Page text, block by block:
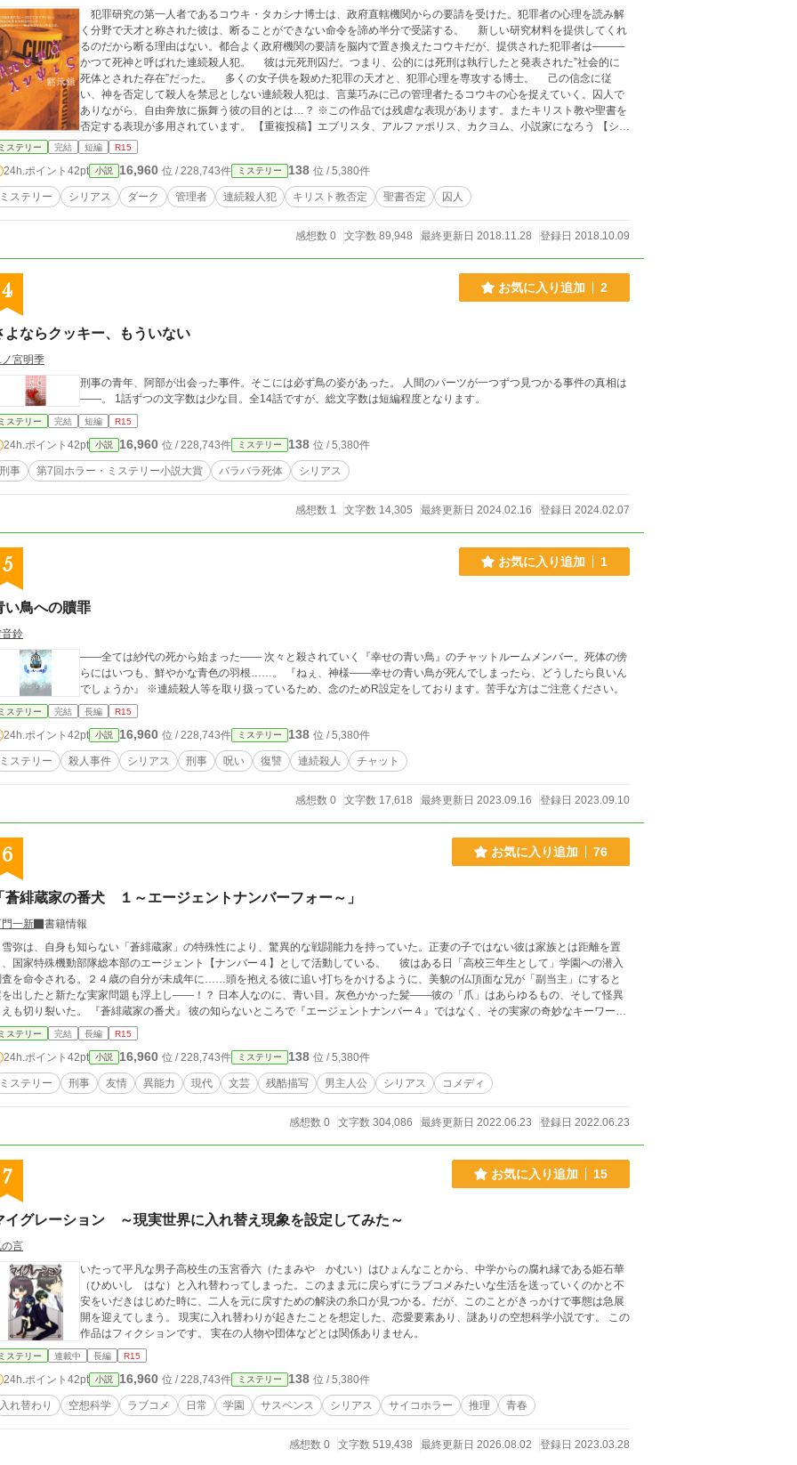
犯罪研究の第一人者であるコウキ・タカシナ博士は、政府直轄機関からの要請を受けた。犯罪者の心理を読み解
く分野で天才と称された彼は、断ることができない命令を諦め半分で受諾する。 新しい研究材料を提供してくれ
るのだから断る理由はない。都合よく政府機関の要請を脳内で置き換えたコウキだが、提供された犯罪者は―――
かつて死神と呼ばれた連続殺人犯。 彼は元死刑囚だ。つまり、公的には死刑は執行したと発表された”社会的に
死体とされた存在”だった。 多くの女子供を殺めた犯罪の天才と、犯罪心理を専攻する博士。 己の信念に従
い、神を否定して殺人を禁忌としない連続殺人犯は、言葉巧みに己の管理者たるコウキの心を捉えていく。囚人で
ありながら、自由奔放に振舞う彼の目的とは…？ ※この作品では残虐な表現があります。またキリスト教や聖書を
否定する表現が多用されています。 【重複投稿】エブリスタ、アルファポリス、カクヨム、小説家になろう 【シリ
ーズ構成】5章構成、50話完結
ステリー 完結 短編 R15
24h.ポイント 42pt 小説 16,960 位 / 228,743件 ミステリー 138 位 / 5,380件
ミステリー シリアス ダーク 管理者 連続殺人犯 キリスト教否定 聖書否定 囚人
感想数 0 文字数 89,948 最終更新日 2018.11.28 登録日 2018.10.09
4 お気に入り追加 2
よならクッキー、もういない
宮明季
刑事の青年、阿部が出会った事件。そこには必ず鳥の姿があった。 人間のパーツが一つずつ見つかる事件の真相は
――。 1話ずつの文字数は少な目。全14話ですが、総文字数は短編程度となります。
ステリー 完結 短編 R15
24h.ポイント 42pt 小説 16,960 位 / 228,743件 ミステリー 138 位 / 5,380件
刑事 第7回ホラー・ミステリー小説大賞 バラバラ死体 シリアス
感想数 1 文字数 14,305 最終更新日 2024.02.16 登録日 2024.02.07
5 お気に入り追加 1
い鳥への贖罪
鈴
――全ては紗代の死から始まった―― 次々と殺されていく『幸せの青い鳥』のチャットルームメンバー。死体の傍
らにはいつも、鮮やかな青色の羽根……。 『ねぇ、神様――幸せの青い鳥が死んでしまったら、どうしたら良いん
でしょうか』 ※連続殺人等を取り扱っているため、念のためR設定をしております。苦手な方はご注意ください。
ステリー 完結 長編 R15
24h.ポイント 42pt 小説 16,960 位 / 228,743件 ミステリー 138 位 / 5,380件
ミステリー 殺人事件 シリアス 刑事 呪い 復讐 連続殺人 チャット
感想数 0 文字数 17,618 最終更新日 2023.09.16 登録日 2023.09.10
6 お気に入り追加 76
蒼緋蔵家の番犬 １～エージェントナンバーフォー～」
一新
書籍情報
弥は、自身も知らない「蒼緋蔵家」の特殊性により、驚異的な戦闘能力を持っていた。正妻の子ではない彼は家族とは距離を置
国家特殊機動部隊総本部のエージェント【ナンバー４】として活動している。 彼はある日「高校三年生として」学園への潜入
査を命令される。２４歳の自分が未成年に……頭を抱える彼に追い打ちをかけるように、美貌の仏頂面な兄が「副当主」にすると
したと新たな実家問題も浮上し――！？ 日本人なのに、青い目。灰色かかった髪――彼の「爪」はあらゆるもの、そして怪異
も切り裂いた。 『蒼緋蔵家の番犬』 彼の知らないところで『エージェントナンバー４』ではなく、その実家の奇妙なキーワード
彼自身の秘密と共に、雪弥と、雪弥の大切な家族も巻き込んでいく――。 ※「小説家になろう」「ノベマ！」「カクヨム」にも
しています。
ステリー 完結 長編 R15
24h.ポイント 42pt 小説 16,960 位 / 228,743件 ミステリー 138 位 / 5,380件
ミステリー 刑事 友情 異能力 現代 文芸 残酷描写 男主人公 シリアス コメディ
感想数 0 文字数 304,086 最終更新日 2022.06.23 登録日 2022.06.23
7 お気に入り追加 15
イグレーション ～現実世界に入れ替え現象を設定してみた～
言
いたって平凡な男子高校生の玉宮香六（たまみや かむい）はひょんなことから、中学からの腐れ縁である姫石華
（ひめいし はな）と入れ替わってしまった。このまま元に戻らずにラブコメみたいな生活を送っていくのかと不
安をいだきはじめた時に、二人を元に戻すための解決の糸口が見つかる。だが、このことがきっかけで事態は急展
開を迎えてしまう。 現実に入れ替わりが起きたことを想定した、恋愛要素あり、謎ありの空想科学小説です。 この
作品はフィクションです。 実在の人物や団体などとは関係ありません。
ステリー 連載中 長編 R15
24h.ポイント 42pt 小説 16,960 位 / 228,743件 ミステリー 138 位 / 5,380件
入れ替わり 空想科学 ラブコメ 日常 学園 サスペンス シリアス サイコホラー 推理 青春
感想数 0 文字数 519,438 最終更新日 2026.08.02 登録日 2023.03.28